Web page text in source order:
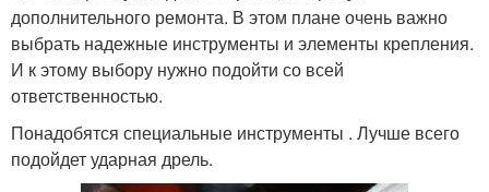
дополнительного ремонта. В этом плане очень важно
выбрать надежные инструменты и элементы крепления.
И к этому выбору нужно подойти со всей
ответственностью.
Понадобятся специальные инструменты . Лучше всего
подойдет ударная дрель.